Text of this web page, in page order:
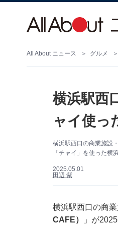
All About ニュース グルメ
横浜駅西
ャイ使っ
横浜駅西口の商業施設
「チャイ」を使った横
2025.05.01
田辺 紫
横浜駅西口の商業
CAFE）
」が